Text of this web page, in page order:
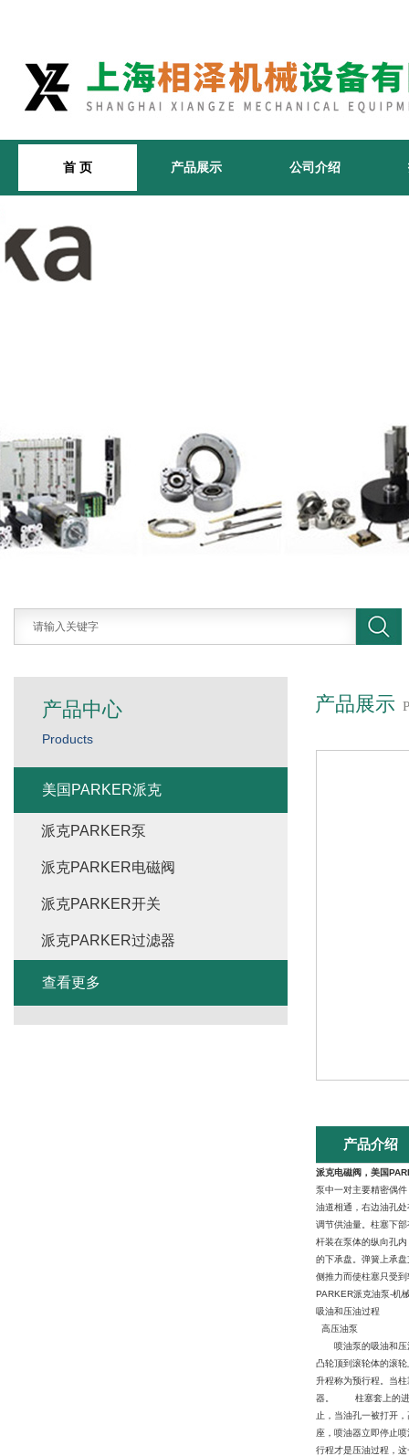
首 页 产品展示 公司介绍
产品展示
产品介绍
派克电磁阀，美国
泵中一对主要精密偶
油道相通，右边油孔
调节供油量。柱塞下
杆装在泵体的纵向孔
的下承盘。弹簧上承
侧推力而使柱塞只受
PARKER派克油泵-机
吸油和压油过程
高压油泵
喷油泵的吸油和压油
凸轮顶到滚轮体的滚
升程称为预行程。当
器。 柱塞套上的进油
止，当油孔一被打开
座，喷油器立即停止
行程才是压油过程，
产品中心
Products
美国PARKER派克
派克PARKER泵
派克PARKER电磁阀
派克PARKER开关
派克PARKER过滤器
查看更多